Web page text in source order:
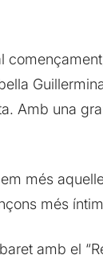
Amb una
més
més
amb el